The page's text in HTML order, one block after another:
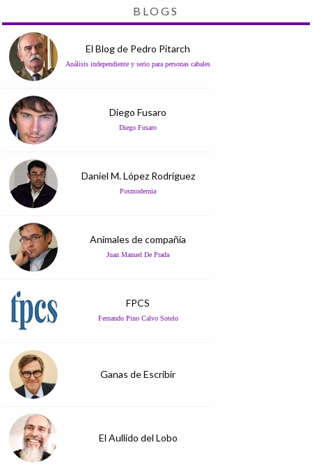
BLOGS
El Blog de Pedro Pitarch
Análisis independiente y serio para personas cabales
Diego Fusaro
Diego Fusaro
Daniel M. López Rodríguez
Posmodernia
Animales de compañía
Juan Manuel De Prada
FPCS
Fernando Pino Calvo Sotelo
Ganas de Escribir
El Aullido del Lobo